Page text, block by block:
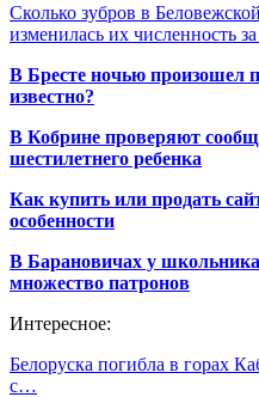
Сколько зубров в
изменилась их численность
В Бресте ночью произошел
известно?
В Кобрине проверяют
шестилетнего ребенка
Как купить или продать
особенности
В Барановичах у
множество патронов
Интересное:
Белоруска погибла в горах
с…